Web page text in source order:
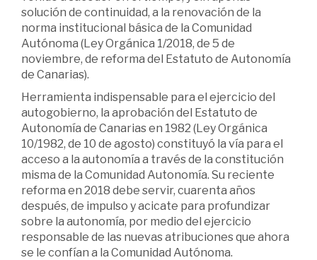
solución de continuidad, a la renovación de la
norma institucional básica de la Comunidad
Autónoma (Ley Orgánica 1/2018, de 5 de
noviembre, de reforma del Estatuto de Autonomía
de Canarias).
Herramienta indispensable para el ejercicio del
autogobierno, la aprobación del Estatuto de
Autonomía de Canarias en 1982 (Ley Orgánica
10/1982, de 10 de agosto) constituyó la vía para el
acceso a la autonomía a través de la constitución
misma de la Comunidad Autonomía. Su reciente
reforma en 2018 debe servir, cuarenta años
después, de impulso y acicate para profundizar
sobre la autonomía, por medio del ejercicio
responsable de las nuevas atribuciones que ahora
se le confían a la Comunidad Autónoma.